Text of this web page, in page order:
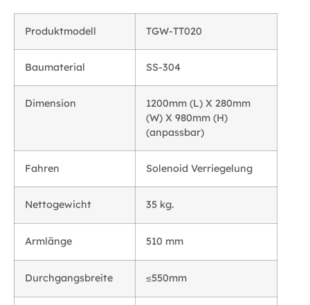
Produktmodell TGW-TT020
Baumaterial SS-304
Dimension
1200mm (L) X 280mm
(W) X 980mm (H)
(anpassbar)
Fahren Solenoid Verriegelung
Nettogewicht 35 kg.
Armlänge 510 mm
Durchgangsbreite ≤550mm